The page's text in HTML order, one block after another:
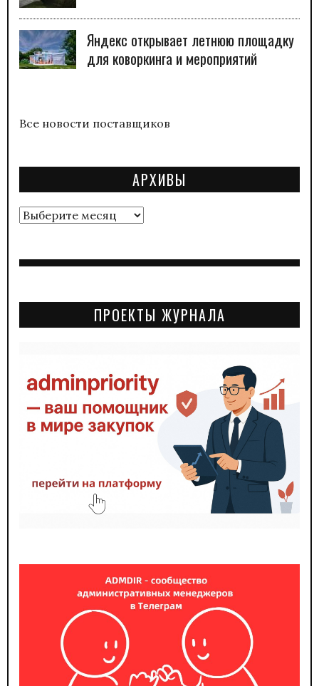
Яндекс открывает летнюю площадку
для коворкинга и мероприятий
Все новости поставщиков
АРХИВЫ
Архивы
ПРОЕКТЫ ЖУРНАЛА